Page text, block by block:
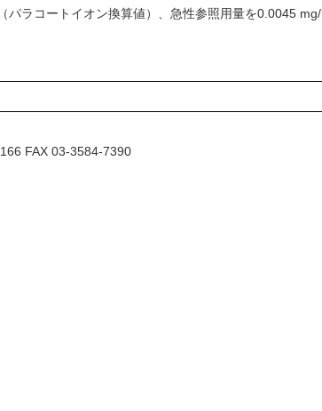
ラコートイオン換算値）、急性参照用量を0.0045
FAX 03-3584-7390